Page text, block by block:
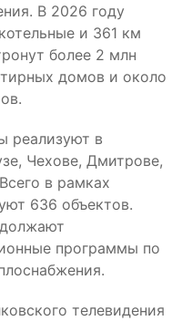
В 2026 году
и 361 км
более 2 млн
домов и около
реализуют в
Чехове, Дмитрове,
в рамках
636 объектов.
программы по
телевидения